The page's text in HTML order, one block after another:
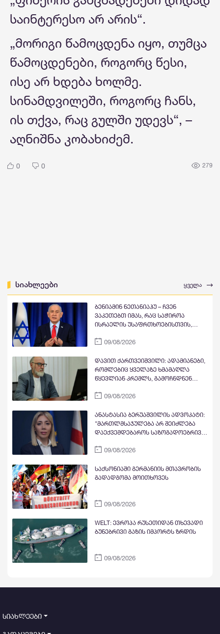
საინტერესო არ არის“.
„მორიგი წამოცდენა იყო, თუმცა
წამოცდენები, როგორც წესი,
ისე არ ხდება ხოლმე.
სინამდვილეში, როგორც ჩანს,
ის თქვა, რაც გულში უდევს“, –
აღნიშნა კობახიძემ.
0 0 279
სიახლეები ყველა
ბენიამინ ნეთანიაჰუ – ჩვენ
ვაკეთებთ იმას, რაც საჭიროა
ისრაელის უსაფრთხოებისთვის,
დავდგეთ საუკეთესო მეგობრების
საჭიროა
09/08/2026
დავით ქართვეიშვილი: ადამიანები,
რომლებიც ყველაზე ხმამაღლა
წყევლიან კრემლს, გამოჩნდნენ
რაც დაწყებული ქართულ-აფხაზური
ხელსაყრელ ისტორიულ ჩიხში
დაბრუნებას უწყობს ხელს. არის თუ
არა ეს კლასიკური სამშობლოს
09/08/2026
ანასტასია ბერუაშვილის ადვოკატი:
"მართლმსაჯულება არ შეიძლება
დაექვემდებაროს საზოგადოებრივი
წინასწარ შექმნილ საზოგადოებრივ
09/08/2026
საქსონიაში გერმანიის მთავრობის
გადადგომა მოითხოვეს
09/08/2026
WELT: ევროპა რუსეთიდან თხევადი
ბუნებრივი გაზის იმპორტს ზრდის
09/08/2026
სიახლეები